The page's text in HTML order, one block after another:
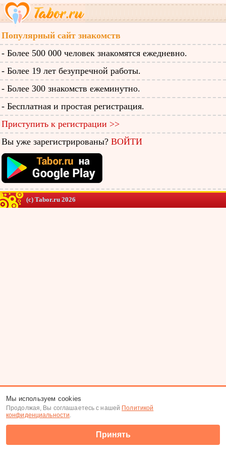
Популярный сайт знакомств
- Более 500 000 человек знакомятся ежедневно.
- Более 19 лет безупречной работы.
- Более 300 знакомств ежеминутно.
- Бесплатная и простая регистрация.
Приступить к регистрации >>
Вы уже зарегистрированы? ВОЙТИ
(c) Tabor.ru 2026
Мы используем cookies
Продолжая, Вы соглашаетесь с нашей Политикой
конфиденциальности.
Принять